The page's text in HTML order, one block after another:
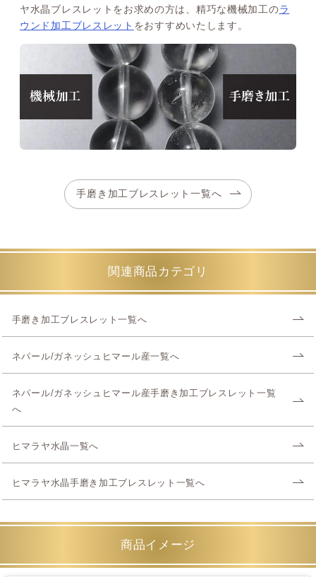
ヤ水晶ブレスレットをお求めの方は、精巧な機械加工のラ
ウンド加工ブレスレット をおすすめいたします。
手磨き加工ブレスレット一覧へ
関連商品カテゴリ
手磨き加工ブレスレット一覧へ
ネパール/ガネッシュヒマール産一覧へ
ネパール/ガネッシュヒマール産手磨き加工ブレスレット一覧
へ
ヒマラヤ水晶一覧へ
ヒマラヤ水晶手磨き加工ブレスレット一覧へ
商品イメージ